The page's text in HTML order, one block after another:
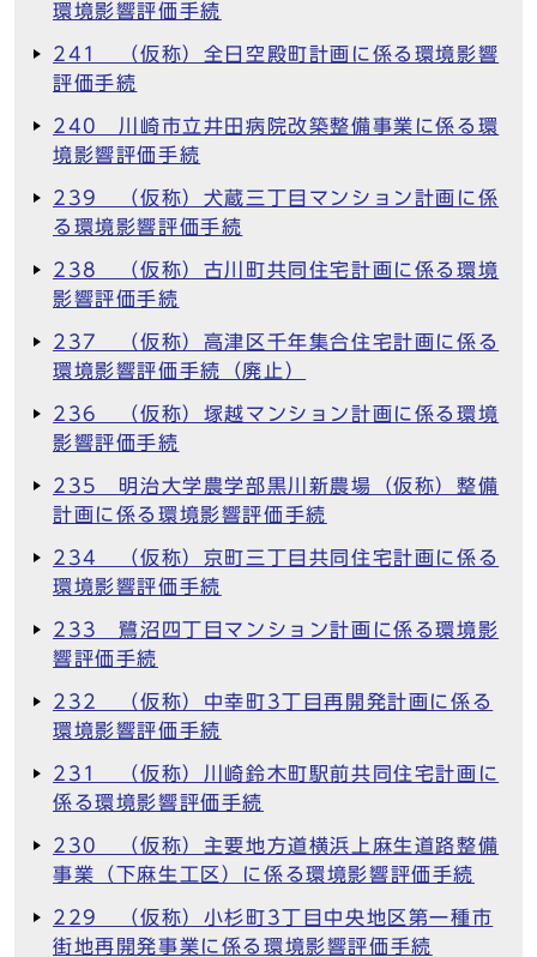
環境影響評価手続
241 （仮称）全日空殿町計画に係る環境影響
評価手続
240 川崎市立井田病院改築整備事業に係る環
境影響評価手続
239 （仮称）犬蔵三丁目マンション計画に係
る環境影響評価手続
238 （仮称）古川町共同住宅計画に係る環境
影響評価手続
237 （仮称）高津区千年集合住宅計画に係る
環境影響評価手続（廃止）
236 （仮称）塚越マンション計画に係る環境
影響評価手続
235 明治大学農学部黒川新農場（仮称）整備
計画に係る環境影響評価手続
234 （仮称）京町三丁目共同住宅計画に係る
環境影響評価手続
233 鷺沼四丁目マンション計画に係る環境影
響評価手続
232 （仮称）中幸町3丁目再開発計画に係る
環境影響評価手続
231 （仮称）川崎鈴木町駅前共同住宅計画に
係る環境影響評価手続
230 （仮称）主要地方道横浜上麻生道路整備
事業（下麻生工区）に係る環境影響評価手続
229 （仮称）小杉町3丁目中央地区第一種市
街地再開発事業に係る環境影響評価手続